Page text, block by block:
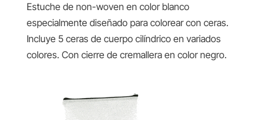
Estuche de non-woven en color blanco
especialmente diseñado para colorear con ceras.
Incluye 5 ceras de cuerpo cilíndrico en variados
colores. Con cierre de cremallera en color negro.